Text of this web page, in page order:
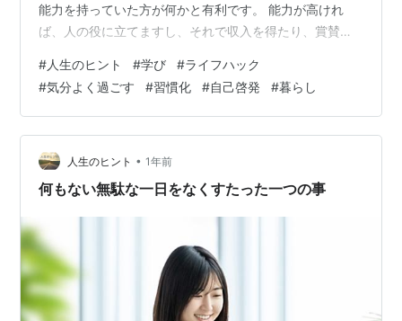
能力を持っていた方が何かと有利です。 能力が高けれ
ば、人の役に立てますし、それで収入を得たり、賞賛を
間が長くなります。 時間は限られているので、能力を上
げていきたいなら、なるべく効率よく上げていきたいと
ころです。 このように能力を伸ばしたいと思った時に、
一つ気を付けたい事があります。 得意を伸ばす 能力を伸
ばそうと思った時に気を付けたいのは、 「できるだけ得
意な事だけを伸ばす」 ということで…
#人生のヒント #学び #ライフハック
#気分よく過ごす #習慣化 #自己啓発 #暮らし
人生のヒント • 1年前
何もない無駄な一日をなくすたった一つの事